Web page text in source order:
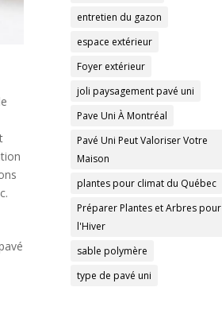
entretien du gazon
espace extérieur
Foyer extérieur
joli paysagement pavé uni
Pave Uni À Montréal
Pavé Uni Peut Valoriser Votre
Maison
plantes pour climat du Québec
Préparer Plantes et Arbres pour
l'Hiver
sable polymère
type de pavé uni